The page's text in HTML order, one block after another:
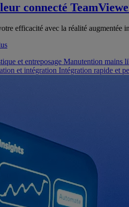
connecté
efficacité avec la réalité augmentée
et entreposage Manutention mains
et intégration Intégration rapide et